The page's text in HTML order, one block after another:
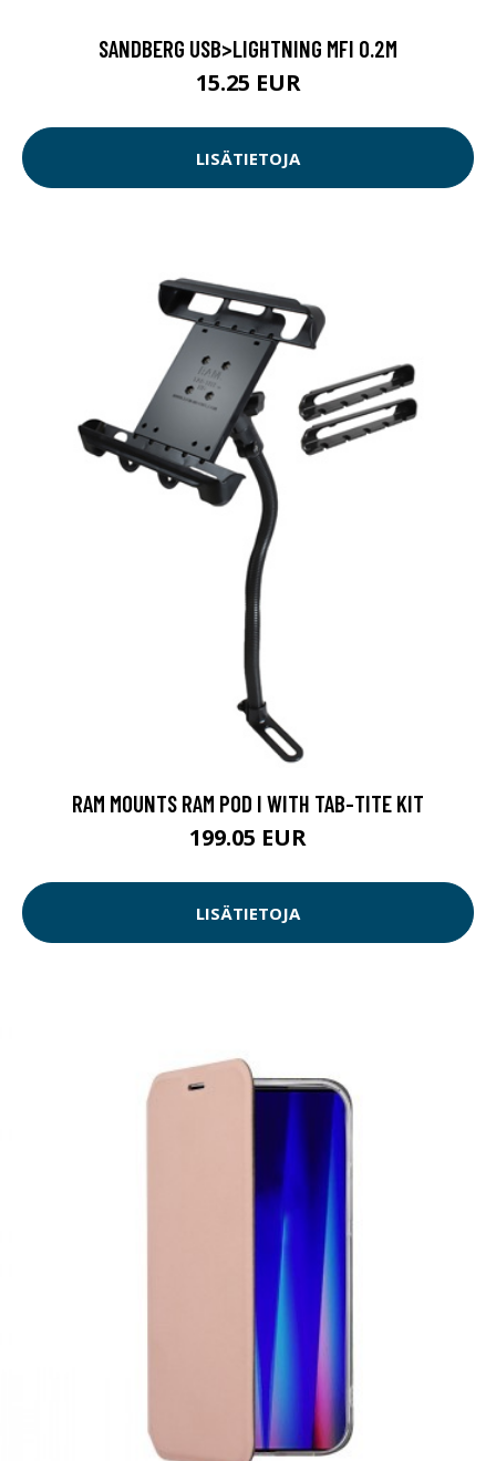
SANDBERG USB>LIGHTNING MFI 0.2M
15.25 EUR
LISÄTIETOJA
RAM MOUNTS RAM POD I WITH TAB-TITE KIT
199.05 EUR
LISÄTIETOJA